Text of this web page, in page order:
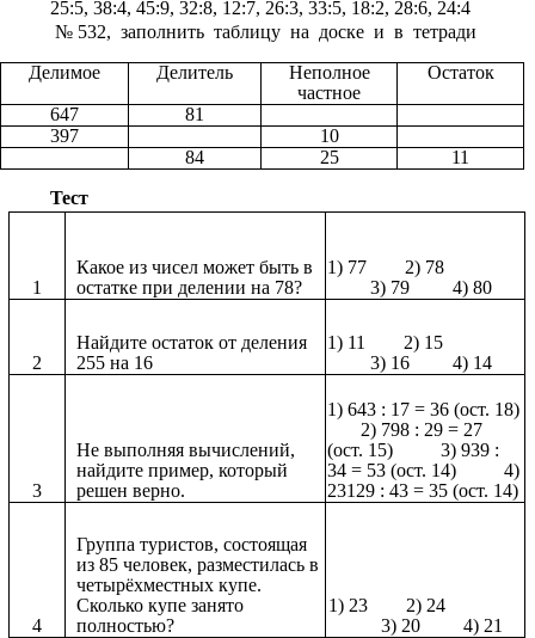
25:5, 38:4, 45:9, 32:8, 12:7, 26:3, 33:5, 18:2, 28:6, 24:4
№ 532, заполнить таблицу на доске и в тетради
Делимое Делитель
Неполное
частное
Остаток
647
81
397
10
84
25
11
Тест
1
Какое из чисел может быть в
остатке при делении на 78?
1) 77 2) 78
3) 79 4) 80
2
Найдите остаток от деления
255 на 16
1) 11 2) 15
3) 16 4) 14
3
Не выполняя вычислений,
найдите пример, который
решен верно.
1) 643 : 17 = 36 (ост. 18)
2) 798 : 29 = 27
(ост. 15) 3) 939 :
34 = 53 (ост. 14) 4)
23129 : 43 = 35 (ост. 14)
4
Группа туристов, состоящая
из 85 человек, разместилась в
четырёхместных купе.
Сколько купе занято
полностью?
1) 23 2) 24
3) 20 4) 21